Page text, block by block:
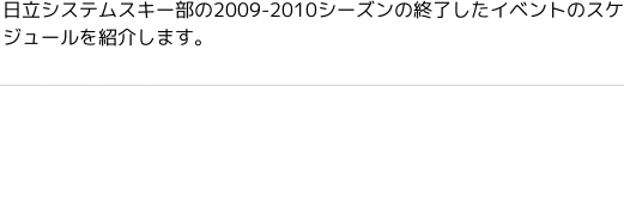
日立システムスキー部の2009-2010シーズンの終了したイベントのスケ
ジュールを紹介します。